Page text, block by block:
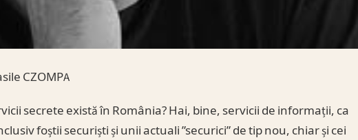
CZOMPA
secrete există în România? Hai, bine, servicii de informații, ca
foștii securiști și unii actuali ”securici” de tip nou, chiar și cei